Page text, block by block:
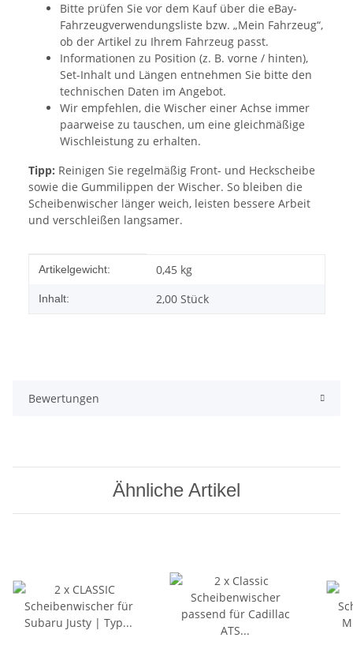
Bitte prüfen Sie vor dem Kauf über die eBay-
Fahrzeugverwendungsliste bzw. „Mein Fahrzeug“,
ob der Artikel zu Ihrem Fahrzeug passt.
Informationen zu Position (z. B. vorne / hinten),
Set-Inhalt und Längen entnehmen Sie bitte den
technischen Daten im Angebot.
Wir empfehlen, die Wischer einer Achse immer
paarweise zu tauschen, um eine gleichmäßige
Wischleistung zu erhalten.
Tipp: Reinigen Sie regelmäßig Front- und Heckscheibe
sowie die Gummilippen der Wischer. So bleiben die
Scheibenwischer länger weich, leisten bessere Arbeit
und verschleißen langsamer.
Produkteigenschaft
Wert
Artikelgewicht: 0,45 kg
Inhalt: 2,00 Stück
Bewertungen
Ähnliche Artikel